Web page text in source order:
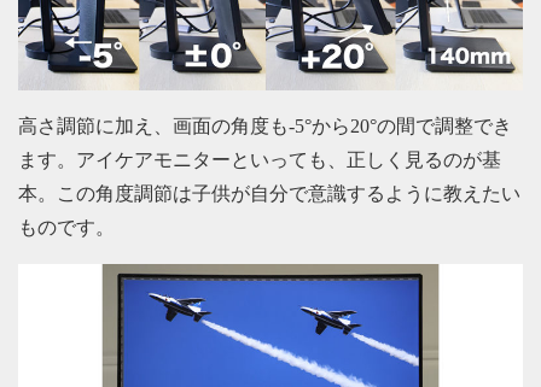
高さ調節に加え、画面の角度も-5°から20°の間で調整でき
ます。アイケアモニターといっても、正しく見るのが基
本。この角度調節は子供が自分で意識するように教えたい
ものです。